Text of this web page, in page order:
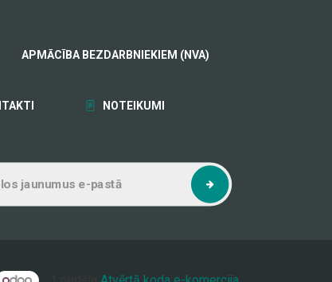
APMĀCĪBA BEZDARBNIEKIEM (NVA)
NOTEIKUMI